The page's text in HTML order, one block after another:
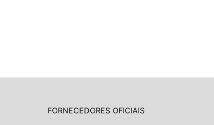
FORNECEDORES OFICIAIS